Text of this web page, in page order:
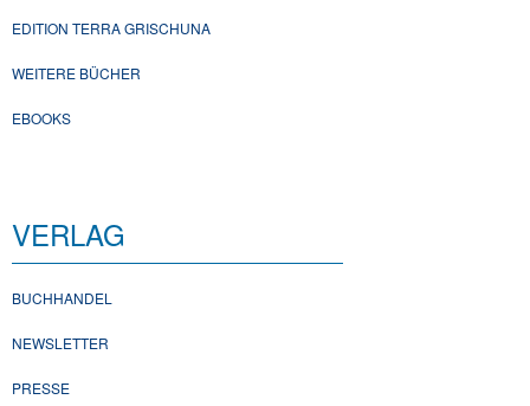
EDITION TERRA GRISCHUNA
WEITERE BÜCHER
EBOOKS
VERLAG
BUCHHANDEL
NEWSLETTER
PRESSE